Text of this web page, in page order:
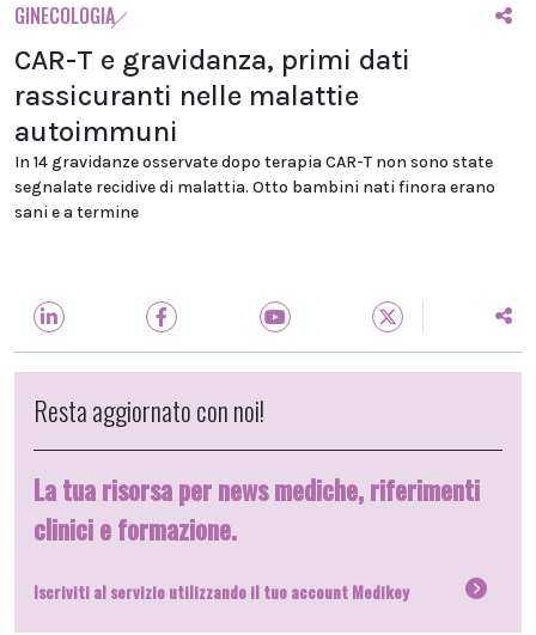
GINECOLOGIA
CAR-T e gravidanza, primi dati
rassicuranti nelle malattie
autoimmuni
In 14 gravidanze osservate dopo terapia CAR-T non sono state
segnalate recidive di malattia. Otto bambini nati finora erano
sani e a termine
Resta aggiornato con noi!
La tua risorsa per news mediche, riferimenti
clinici e formazione.
Iscriviti al servizio utilizzando il tuo account Medikey